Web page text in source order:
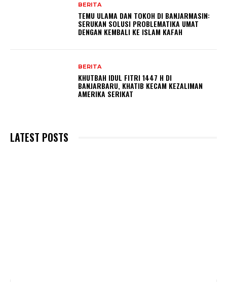
BERITA
TEMU ULAMA DAN TOKOH DI BANJARMASIN:
SERUKAN SOLUSI PROBLEMATIKA UMAT
DENGAN KEMBALI KE ISLAM KAFAH
BERITA
KHUTBAH IDUL FITRI 1447 H DI
BANJARBARU, KHATIB KECAM KEZALIMAN
AMERIKA SERIKAT
LATEST POSTS